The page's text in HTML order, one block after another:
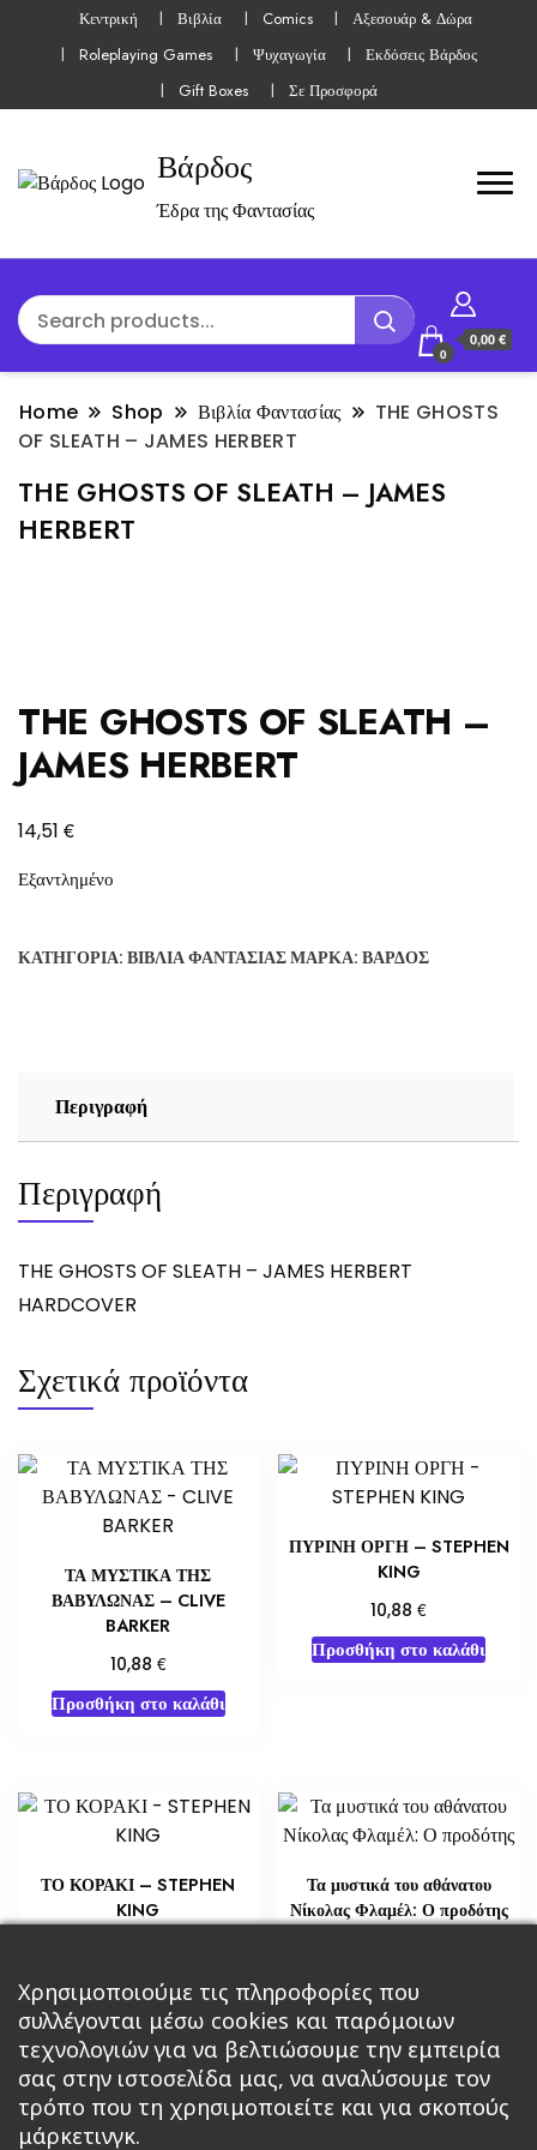
Κεντρική Βιβλία Comics
Αξεσουάρ & Δώρα
Roleplaying Games
Ψυχαγωγία
Εκδόσεις Βάρδος
Gift Boxes
Σε Προσφορά
Βάρδος
Έδρα της Φαντασίας
0
0,00 €
Home Shop Βιβλία Φαντασίας
THE GHOSTS
OF SLEATH – JAMES HERBERT
THE GHOSTS OF SLEATH – JAMES
HERBERT
THE GHOSTS OF SLEATH –
JAMES HERBERT
14,51 €
Εξαντλημένο
ΚΑΤΗΓΟΡΊΑ: ΒΙΒΛΊΑ ΦΑΝΤΑΣΊΑΣΜΆΡΚΑ: ΒΆΡΔΟΣ
Περιγραφή
Περιγραφή
THE GHOSTS OF SLEATH – JAMES HERBERT
HARDCOVER
Σχετικά προϊόντα
ΤΑ ΜΥΣΤΙΚΑ ΤΗΣ
ΒΑΒΥΛΩΝΑΣ – CLIVE
BARKER
10,88 €
Προσθήκη στο καλάθι
ΠΥΡΙΝΗ ΟΡΓΗ – STEPHEN
KING
10,88€
Προσθήκη στο καλάθι
ΤΟ ΚΟΡΑΚΙ – STEPHEN
KING
Προσθήκη στο καλάθι
Τα μυστικά του αθάνατου
Νίκολας Φλαμέλ: Ο προδότης
Διαβάστε περισσότερα
Χρησιμοποιούμε τις πληροφορίες που
συλλέγονται μέσω cookies και παρόμοιων
τεχνολογιών για να βελτιώσουμε την εμπειρία
σας στην ιστοσελίδα μας, να αναλύσουμε τον
τρόπο που τη χρησιμοποιείτε και για σκοπούς
μάρκετινγκ.